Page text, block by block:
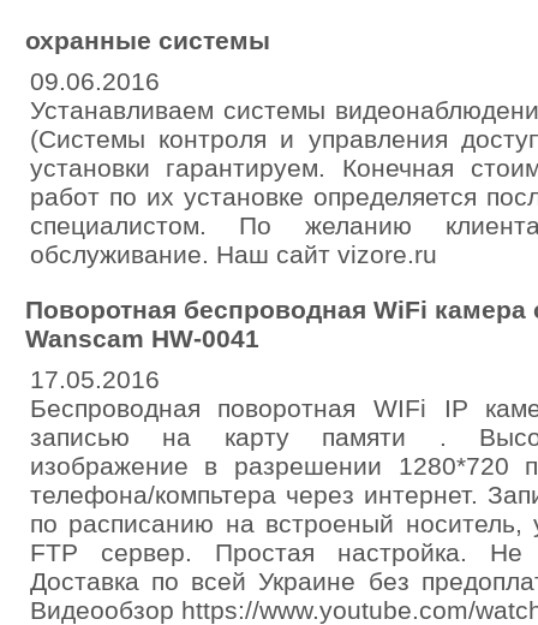
охранные системы
09.06.2016
Устанавливаем системы
(Системы контроля и управления
установки гарантируем. Конечная
работ по их установке определяется
специалистом. По желанию
обслуживание. Наш сайт vizore.ru
Поворотная беспроводная WiFi камера
Wanscam HW-0041
17.05.2016
Беспроводная поворотная WIFi IP
записью на карту памяти .
изображение в разрешении 1280*720
телефона/компьтера через интернет.
по расписанию на встроеный
FTP сервер. Простая настройка. Не
Доставка по всей Украине без
Видеообзор https://www.youtube.com/